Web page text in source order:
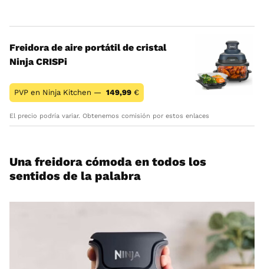
Freidora de aire portátil de cristal
Ninja CRISPi
PVP en Ninja Kitchen — 149,99 €
El precio podría variar. Obtenemos comisión por estos enlaces
Una freidora cómoda en todos los
sentidos de la palabra